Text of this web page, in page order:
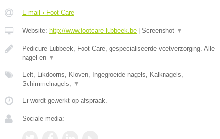
E-mail › Foot Care
Website: http://www.footcare-lubbeek.be Screenshot ▼
Pedicure Lubbeek, Foot Care, gespecialiseerde voetverzorging. Alle
nagel-en ▼
Eelt, Likdoorns, Kloven, Ingegroeide nagels, Kalknagels,
Schimmelnagels, ▼
Er wordt gewerkt op afspraak.
Sociale media: